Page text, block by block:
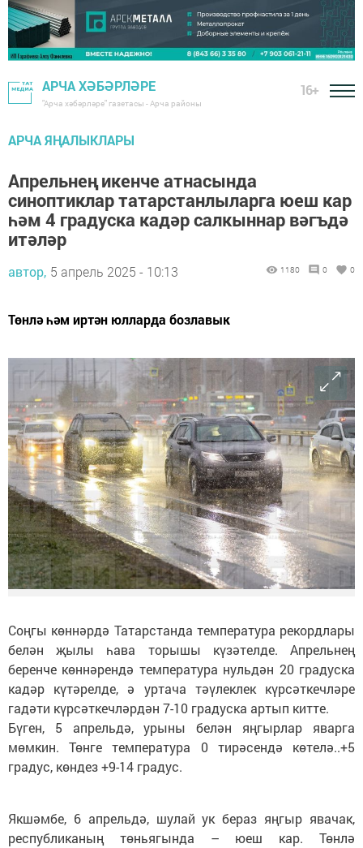
АРЧА ХӘБӘРЛӘРЕ
"Арча хәбәрләре" газетасы - Арча районы
16+
АРЧА ЯҢАЛЫКЛАРЫ
Апрельнең икенче атнасында
синоптиклар татарстанлыларга юеш кар
һәм 4 градуска кадәр салкыннар вәгъдә
итәләр
автор, 5 апрель 2025 - 10:13 1180 0 0
Төнлә һәм иртән юлларда бозлавык
Соңгы көннәрдә Татарстанда температура рекордлары
белән җылы һава торышы күзәтелде. Апрельнең
беренче көннәрендә температура нульдән 20 градуска
кадәр күтәрелде, ә уртача тәүлеклек күрсәткечләре
гадәти күрсәткечләрдән 7-10 градуска артып китте.
Бүген, 5 апрельдә, урыны белән яңгырлар яварга
мөмкин. Төнге температура 0 тирәсендә көтелә..+5
градус, көндез +9-14 градус.
Якшәмбе, 6 апрельдә, шулай ук бераз яңгыр явачак,
республиканың төньягында – юеш кар. Төнлә